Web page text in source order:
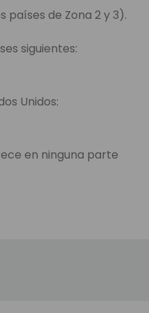
países de Zona 2 y 3).
siguientes:
Unidos:
en ninguna parte